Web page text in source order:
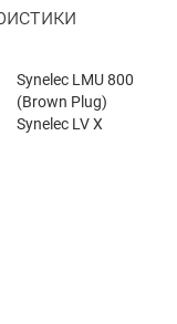
Synelec LMU 800
(Brown Plug)
Synelec LV X